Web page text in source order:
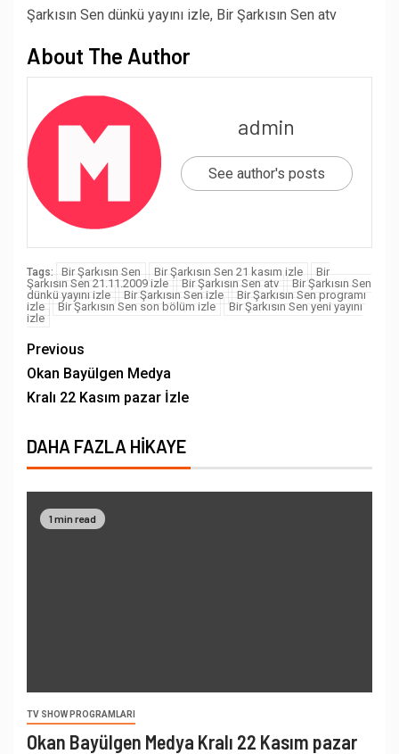
Şarkısın Sen dünkü yayını izle, Bir Şarkısın Sen atv
About The Author
admin
See author's posts
Tags: Bir Şarkısın Sen Bir Şarkısın Sen 21 kasım izle
Bir
Şarkısın Sen 21.11.2009 izle
Bir Şarkısın Sen atv
Bir Şarkısın Sen
dünkü yayını izle
Bir Şarkısın Sen izle
Bir Şarkısın Sen programı
izle
Bir Şarkısın Sen son bölüm izle
Bir Şarkısın Sen yeni yayını
izle
Previous
Okan Bayülgen Medya
Kralı 22 Kasım pazar İzle
DAHA FAZLA HIKAYE
1 min read
TV SHOW PROGRAMLARI
Okan Bayülgen Medya Kralı 22 Kasım pazar